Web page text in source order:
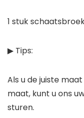
1 stuk
▶ Tips:
Als u de juiste
maat, kunt u ons
sturen.